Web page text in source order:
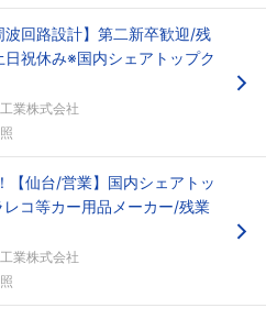
波回路設計】第二新卒歓迎/残
祝休み※国内シェアトップク
業株式会社
【仙台/営業】国内シェアトッ
レコ等カー用品メーカー/残業
業株式会社